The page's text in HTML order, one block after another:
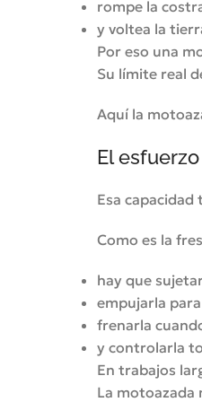
rompe la
y voltea la
Por eso una
Su límite real
Aquí la
El
Esa
Como es la
hay que
empujarla
frenarla
y controlarla
En trabajos
La motoazada